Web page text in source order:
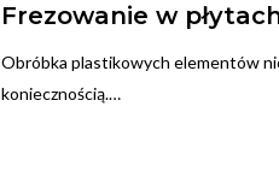
Frezowanie w
Obróbka plastikowych elementów
koniecznością.…